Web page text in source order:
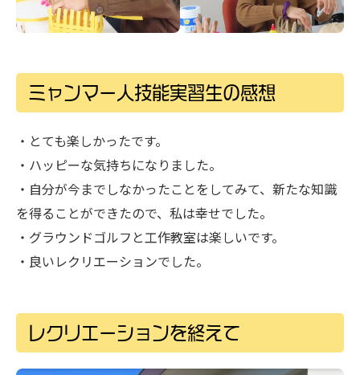
ミャンマー人技能実習生の感想
・とても楽しかったです。
・ハッピーな気持ちになりました。
・自分が今までしなかったことをしてみて、新たな知識
を得ることができたので、私は幸せでした。
・グラウンドゴルフと工作教室は楽しいです。
・良いレクリエーションでした。
レクリエーションを終えて